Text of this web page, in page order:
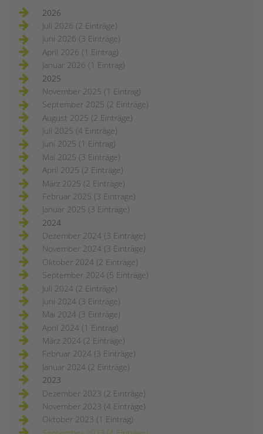
2026
Juli 2026 (2 Einträge)
Juni 2026 (3 Einträge)
April 2026 (1 Eintrag)
Januar 2026 (1 Eintrag)
2025
November 2025 (1 Eintrag)
September 2025 (2 Einträge)
August 2025 (2 Einträge)
Juli 2025 (4 Einträge)
Juni 2025 (1 Eintrag)
Mai 2025 (3 Einträge)
April 2025 (2 Einträge)
März 2025 (2 Einträge)
Februar 2025 (3 Einträge)
Januar 2025 (3 Einträge)
2024
Dezember 2024 (3 Einträge)
November 2024 (3 Einträge)
Oktober 2024 (2 Einträge)
September 2024 (5 Einträge)
Juli 2024 (2 Einträge)
Juni 2024 (3 Einträge)
Mai 2024 (3 Einträge)
April 2024 (1 Eintrag)
März 2024 (2 Einträge)
Februar 2024 (3 Einträge)
Januar 2024 (2 Einträge)
2023
Dezember 2023 (2 Einträge)
November 2023 (4 Einträge)
Oktober 2023 (1 Eintrag)